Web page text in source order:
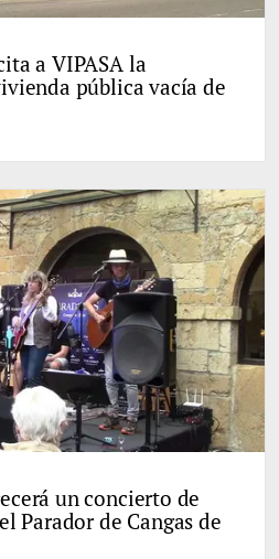
a VIPASA la
pública vacía de
un concierto de
Parador de Cangas de